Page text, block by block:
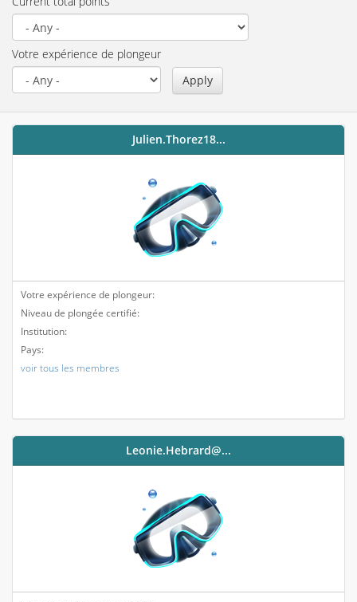
Votre expérience de plongeur
Apply
Julien.thorez18...
Votre expérience de plongeur:
Niveau de plongée certifié:
Institution:
Pays:
voir tous les membres
Leonie.hebrard@...